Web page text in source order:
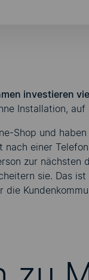
investieren
Installation, auf
Shop und
einer
zur
sie. Das